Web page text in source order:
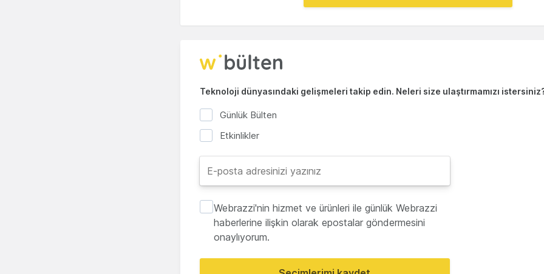
Teknoloji dünyasındaki gelişmeleri takip edin. Neleri size ulaştırmamızı
Günlük Bülten
Etkinlikler
Webrazzi'nin hizmet ve ürünleri ile günlük Webrazzi
haberlerine ilişkin olarak epostalar göndermesini
onaylıyorum.